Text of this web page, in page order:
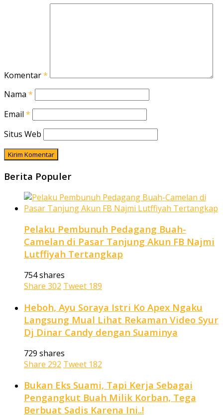
Komentar*
Nama *
Email *
Situs Web
Berita Populer
Pelaku Pembunuh Pedagang Buah-
Camelan di Pasar Tanjung Akun FB Najmi
Lutffiyah Tertangkap
754 shares
Share 302 Tweet 189
Heboh, Ayu Soraya Istri Ko Apex Ngaku
Langsung Mual Lihat Rekaman Video Syur
Dj Dinar Candy dengan Suaminya
729 shares
Share 292 Tweet 182
Bukan Eks Suami, Tapi Kerja Sebagai
Pengangkut Buah Milik Korban, Tega
Berbuat Sadis Karena Ini..!